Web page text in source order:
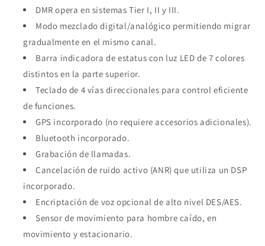
DMR opera en sistemas Tier I, II y III.
Modo mezclado digital/analógico permitiendo migrar
gradualmente en el mismo canal.
Barra indicadora de estatus con luz LED de 7 colores
distintos en la parte superior.
Teclado de 4 vías direccionales para control eficiente
de funciones.
GPS incorporado (no requiere accesorios adicionales).
Bluetooth incorporado.
Grabación de llamadas.
Cancelación de ruido activo (ANR) que utiliza un DSP
incorporado.
Encriptación de voz opcional de alto nivel DES/AES.
Sensor de movimiento para hombre caído, en
movimiento y estacionario.